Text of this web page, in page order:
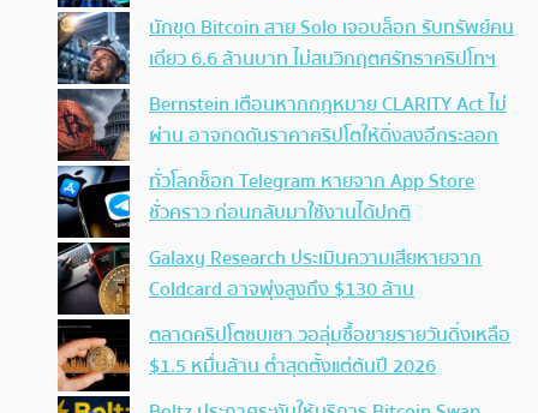
นักขุด Bitcoin สาย Solo เจอบล็อก รับทรัพย์คน
เดียว 6.6 ล้านบาท ไม่สนวิกฤตศรัทธาคริปโทฯ
Bernstein เตือนหากกฎหมาย CLARITY Act ไม่
ผ่าน อาจกดดันราคาคริปโตให้ดิ่งลงอีกระลอก
ทั่วโลกช็อก Telegram หายจาก App Store
ชั่วคราว ก่อนกลับมาใช้งานได้ปกติ
Galaxy Research ประเมินความเสียหายจาก
Coldcard อาจพุ่งสูงถึง $130 ล้าน
ตลาดคริปโตซบเซา วอลุ่มซื้อขายรายวันดิ่งเหลือ
$1.5 หมื่นล้าน ต่ำสุดตั้งแต่ต้นปี 2026